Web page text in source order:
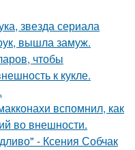
звезда сериала
вышла замуж.
чтобы
к кукле.
вспомнил, как
во внешности.
- Ксения Собчак